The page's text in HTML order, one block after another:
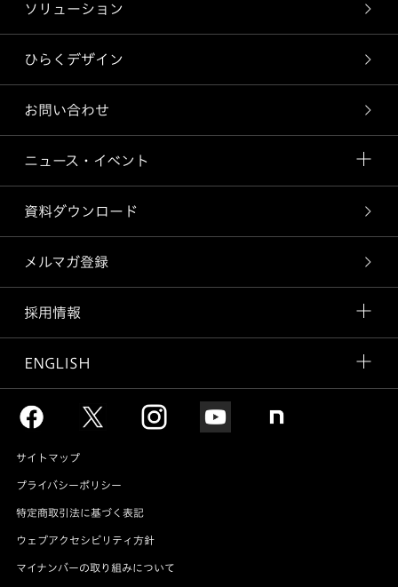
ソリューション
ひらくデザイン
お問い合わせ
ニュース・イベント
資料ダウンロード
メルマガ登録
採用情報
ENGLISH
サイトマップ
プライバシーポリシー
特定商取引法に基づく表記
ウェブアクセシビリティ方針
マイナンバーの取り組みについて